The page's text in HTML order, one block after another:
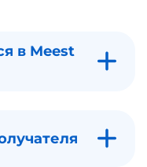
в Meest